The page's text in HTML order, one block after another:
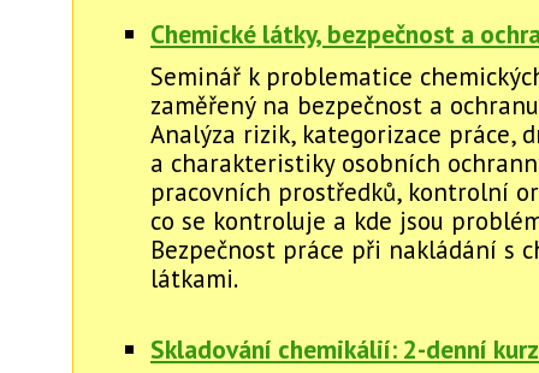
Chemické látky, bezpečnost a
Seminář k problematice
zaměřený na bezpečnost a
Analýza rizik, kategorizace práce,
a charakteristiky osobních
pracovních prostředků, kontrolní
co se kontroluje a kde jsou
Bezpečnost práce při nakládání s
látkami.
Skladování chemikálií: 2-denní kurz